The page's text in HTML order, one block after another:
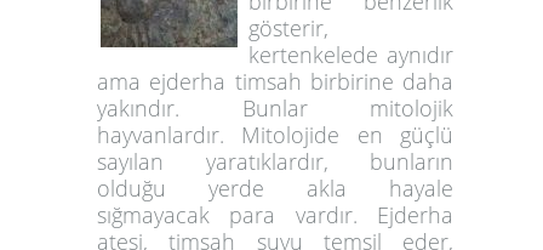
gösterir,
kertenkelede aynıdır
ama ejderha timsah birbirine daha
yakındır. Bunlar mitolojik
hayvanlardır. Mitolojide en güçlü
sayılan yaratıklardır, bunların
olduğu yerde akla hayale
sığmayacak para vardır. Ejderha
ateşi, timsah suyu temsil eder,